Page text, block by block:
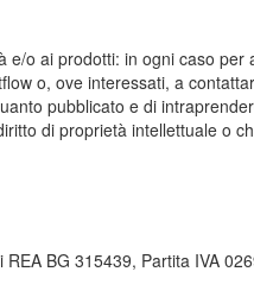
e/o ai prodotti: in ogni caso per
o, ove interessati, a
pubblicato e di
di proprietà intellettuale o
BG 315439, Partita IVA